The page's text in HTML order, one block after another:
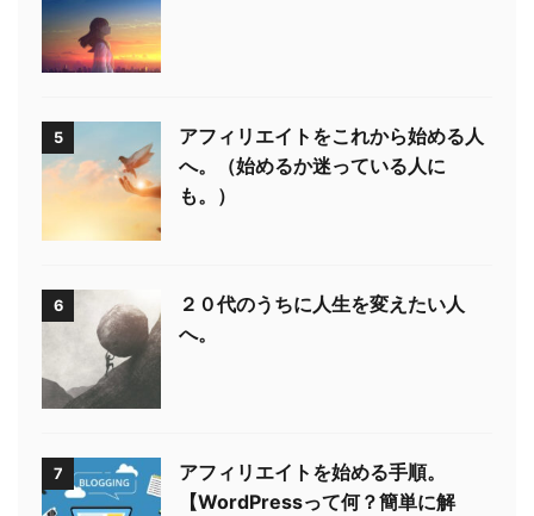
5
アフィリエイトをこれから始める人
へ。（始めるか迷っている人に
も。）
6
２０代のうちに人生を変えたい人
へ。
7
アフィリエイトを始める手順。
【WordPressって何？簡単に解